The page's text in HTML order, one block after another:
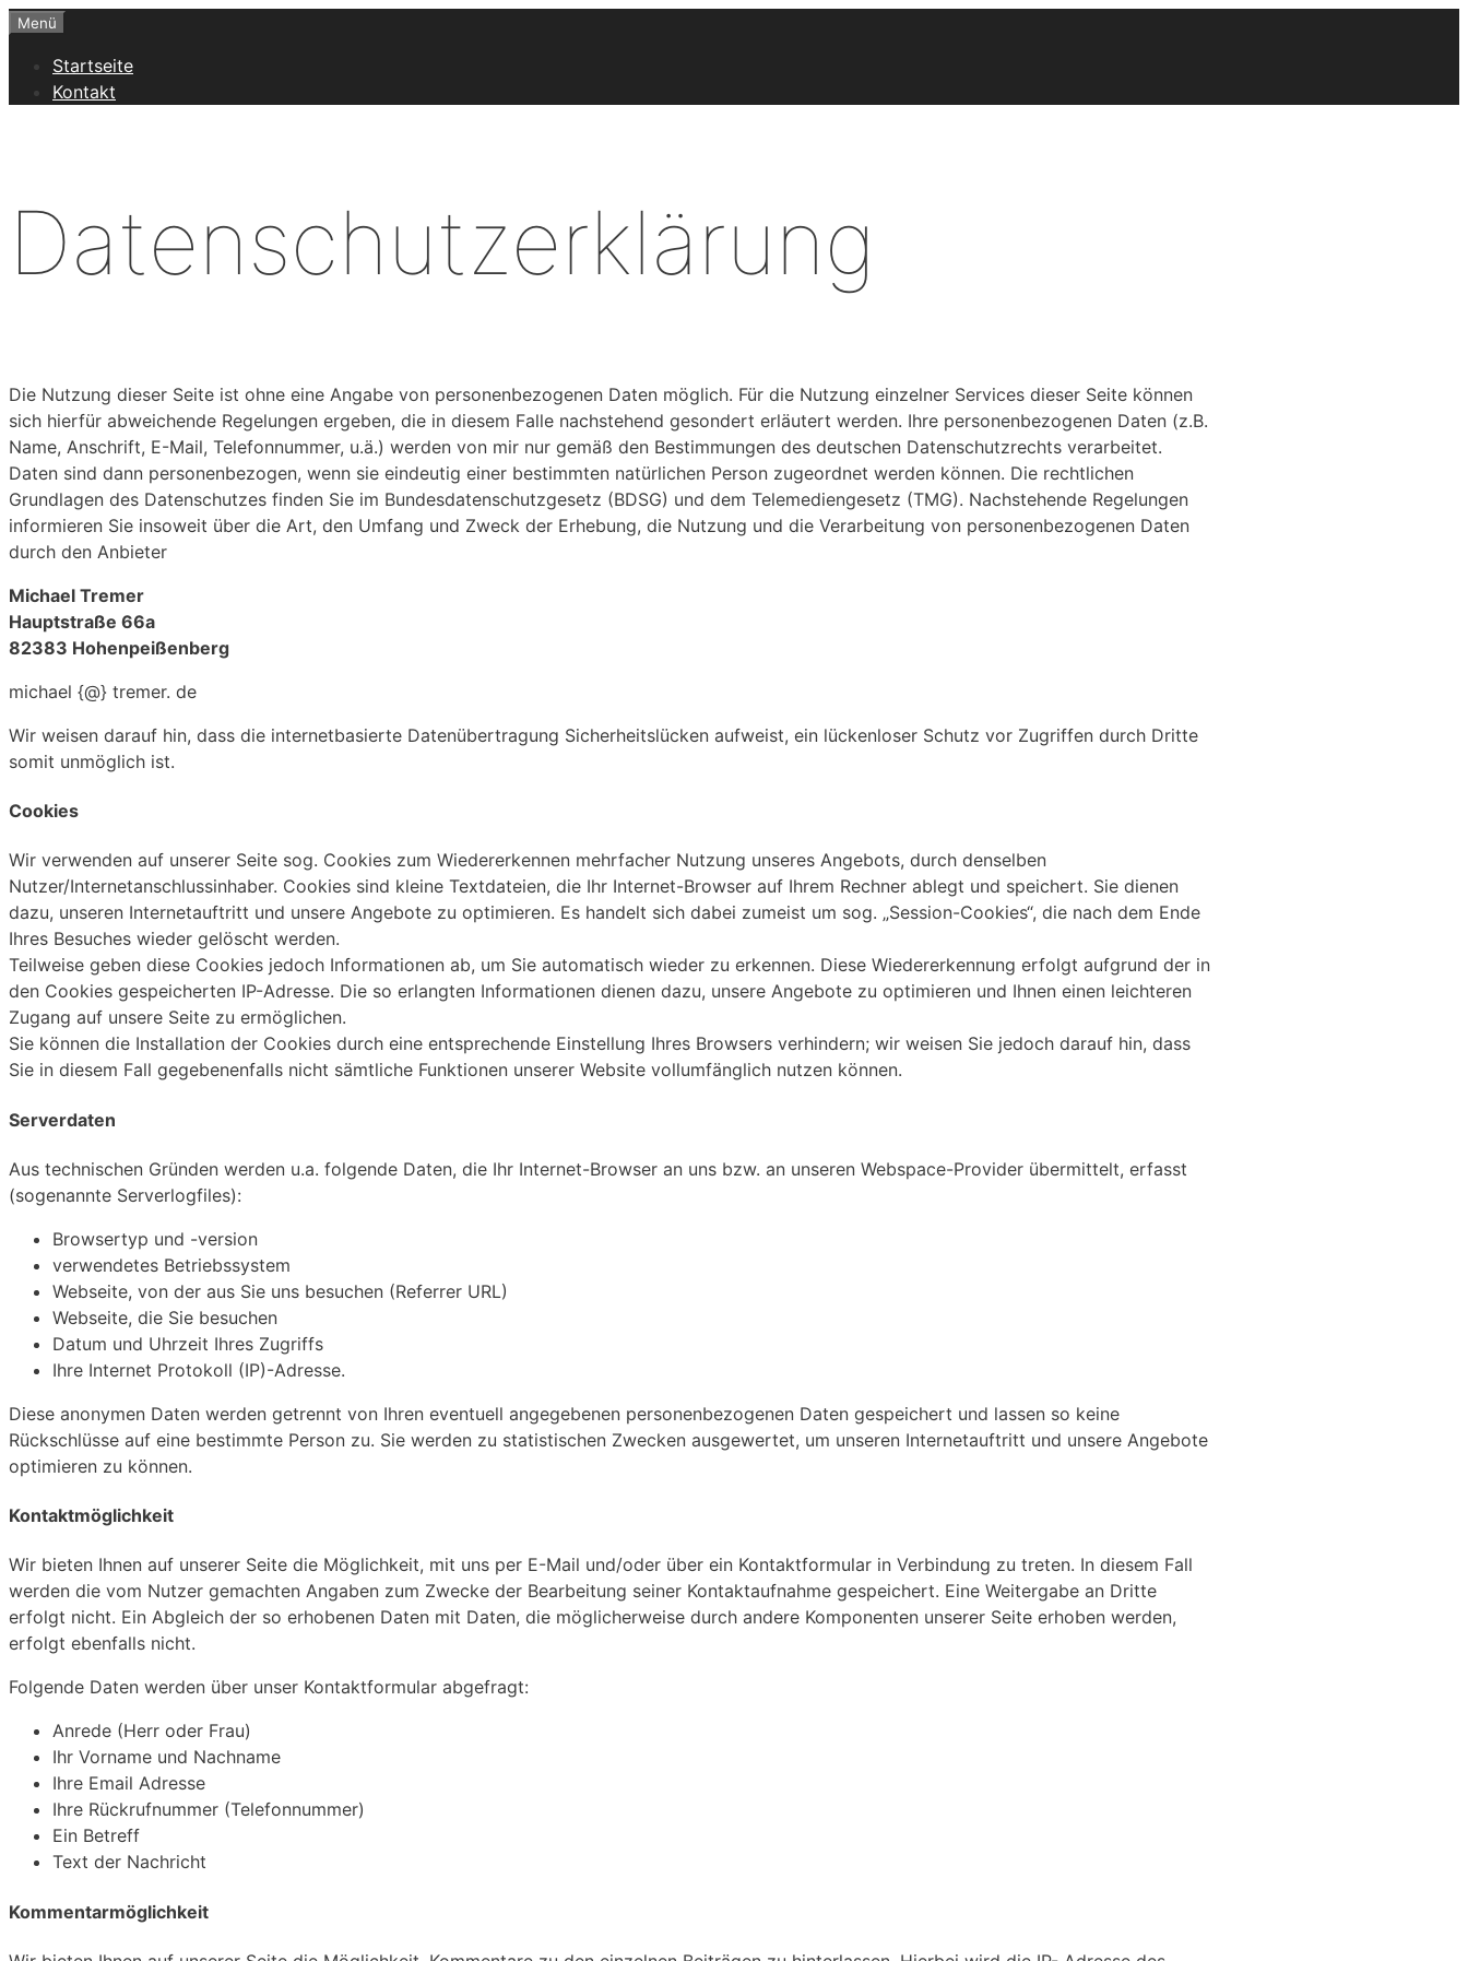
Zum
springen
Menü
Startseite
Kontakt
Datenschutzerklärung
Die Nutzung dieser Seite ist ohne eine Angabe von personenbezogenen Daten möglich. Für die Nutzung einzelner Services dieser Seite können
sich hierfür abweichende Regelungen ergeben, die in diesem Falle nachstehend gesondert erläutert werden. Ihre personenbezogenen Daten (z.B.
Name, Anschrift, E-Mail, Telefonnummer, u.ä.) werden von mir nur gemäß den Bestimmungen des deutschen Datenschutzrechts verarbeitet.
Daten sind dann personenbezogen, wenn sie eindeutig einer bestimmten natürlichen Person zugeordnet werden können. Die rechtlichen
Grundlagen des Datenschutzes finden Sie im Bundesdatenschutzgesetz (BDSG) und dem Telemediengesetz (TMG). Nachstehende Regelungen
informieren Sie insoweit über die Art, den Umfang und Zweck der Erhebung, die Nutzung und die Verarbeitung von personenbezogenen Daten
durch den Anbieter
Michael Tremer
Hauptstraße 66a
82383 Hohenpeißenberg
michael {@} tremer. de
Wir weisen darauf hin, dass die internetbasierte Datenübertragung Sicherheitslücken aufweist, ein lückenloser Schutz vor Zugriffen durch Dritte
somit unmöglich ist.
Cookies
Wir verwenden auf unserer Seite sog. Cookies zum Wiedererkennen mehrfacher Nutzung unseres Angebots, durch denselben
Nutzer/Internetanschlussinhaber. Cookies sind kleine Textdateien, die Ihr Internet-Browser auf Ihrem Rechner ablegt und speichert. Sie dienen
dazu, unseren Internetauftritt und unsere Angebote zu optimieren. Es handelt sich dabei zumeist um sog. „Session-Cookies“, die nach dem Ende
Ihres Besuches wieder gelöscht werden.
Teilweise geben diese Cookies jedoch Informationen ab, um Sie automatisch wieder zu erkennen. Diese Wiedererkennung erfolgt aufgrund der in
den Cookies gespeicherten IP-Adresse. Die so erlangten Informationen dienen dazu, unsere Angebote zu optimieren und Ihnen einen leichteren
Zugang auf unsere Seite zu ermöglichen.
Sie können die Installation der Cookies durch eine entsprechende Einstellung Ihres Browsers verhindern; wir weisen Sie jedoch darauf hin, dass
Sie in diesem Fall gegebenenfalls nicht sämtliche Funktionen unserer Website vollumfänglich nutzen können.
Serverdaten
Aus technischen Gründen werden u.a. folgende Daten, die Ihr Internet-Browser an uns bzw. an unseren Webspace-Provider übermittelt, erfasst
(sogenannte Serverlogfiles):
Browsertyp und -version
verwendetes Betriebssystem
Webseite, von der aus Sie uns besuchen (Referrer URL)
Webseite, die Sie besuchen
Datum und Uhrzeit Ihres Zugriffs
Ihre Internet Protokoll (IP)-Adresse.
Diese anonymen Daten werden getrennt von Ihren eventuell angegebenen personenbezogenen Daten gespeichert und lassen so keine
Rückschlüsse auf eine bestimmte Person zu. Sie werden zu statistischen Zwecken ausgewertet, um unseren Internetauftritt und unsere Angebote
optimieren zu können.
Kontaktmöglichkeit
Wir bieten Ihnen auf unserer Seite die Möglichkeit, mit uns per E-Mail und/oder über ein Kontaktformular in Verbindung zu treten. In diesem Fall
werden die vom Nutzer gemachten Angaben zum Zwecke der Bearbeitung seiner Kontaktaufnahme gespeichert. Eine Weitergabe an Dritte
erfolgt nicht. Ein Abgleich der so erhobenen Daten mit Daten, die möglicherweise durch andere Komponenten unserer Seite erhoben werden,
erfolgt ebenfalls nicht.
Folgende Daten werden über unser Kontaktformular abgefragt:
Anrede (Herr oder Frau)
Ihr Vorname und Nachname
Ihre Email Adresse
Ihre Rückrufnummer (Telefonnummer)
Ein Betreff
Text der Nachricht
Kommentarmöglichkeit